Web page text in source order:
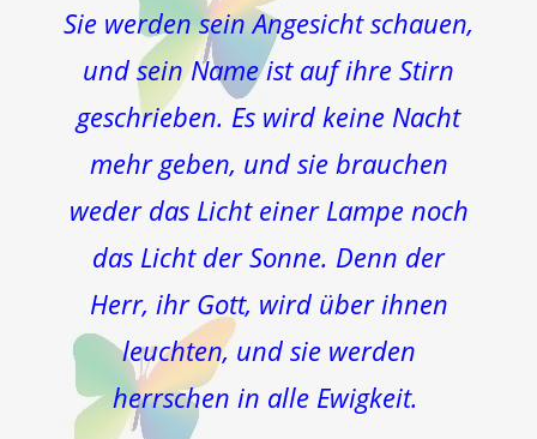
Sie werden sein Angesicht schauen,
und sein Name ist auf ihre Stirn
geschrieben. Es wird keine Nacht
mehr geben, und sie brauchen
weder das Licht einer Lampe noch
das Licht der Sonne. Denn der
Herr, ihr Gott, wird über ihnen
leuchten, und sie werden
herrschen in alle Ewigkeit.